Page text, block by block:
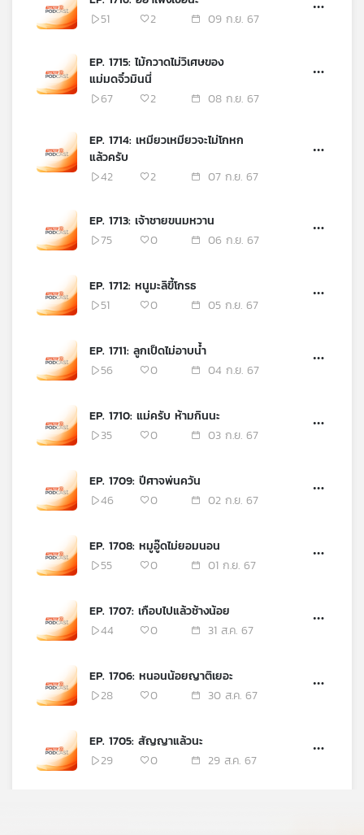
51
2 09 ก.ย. 67
EP. 1715: ไม้กวาดไม่วิเศษของ
แม่มดจิ๋วมินนี่
67
2 08 ก.ย. 67
EP. 1714: เหมียวเหมียวจะไม่โกหก
แล้วครับ
42
2 07 ก.ย. 67
EP. 1713: เจ้าชายขนมหวาน
75
0 06 ก.ย. 67
EP. 1712: หนูมะลิขี้โกรธ
51
0 05 ก.ย. 67
EP. 1711: ลูกเป็ดไม่อาบน้ำ
56
0 04 ก.ย. 67
EP. 1710: แม่ครับ ห้ามกินนะ
35
0 03 ก.ย. 67
EP. 1709: ปีศาจพ่นควัน
46
0 02 ก.ย. 67
EP. 1708: หมูอู๊ดไม่ยอมนอน
55
0 01 ก.ย. 67
EP. 1707: เกือบไปแล้วช้างน้อย
44
0 31 ส.ค. 67
EP. 1706: หนอนน้อยญาติเยอะ
28
0 30 ส.ค. 67
EP. 1705: สัญญาแล้วนะ
29
0 29 ส.ค. 67